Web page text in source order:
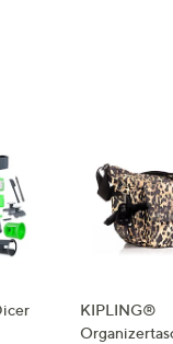
KIPLING®